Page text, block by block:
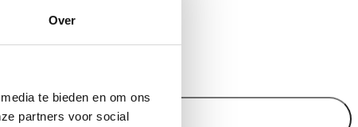
Over
te bieden en om ons
partners voor social